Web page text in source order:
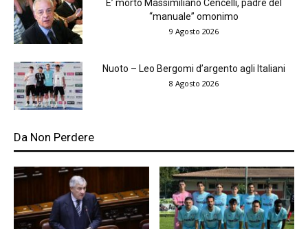
E’ morto Massimiliano Cencelli, padre del
“manuale” omonimo
9 Agosto 2026
Nuoto – Leo Bergomi d’argento agli Italiani
8 Agosto 2026
Da Non Perdere